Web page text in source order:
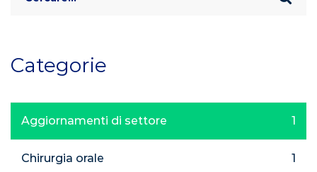
Categorie
Aggiornamenti di settore 1
Chirurgia orale 1